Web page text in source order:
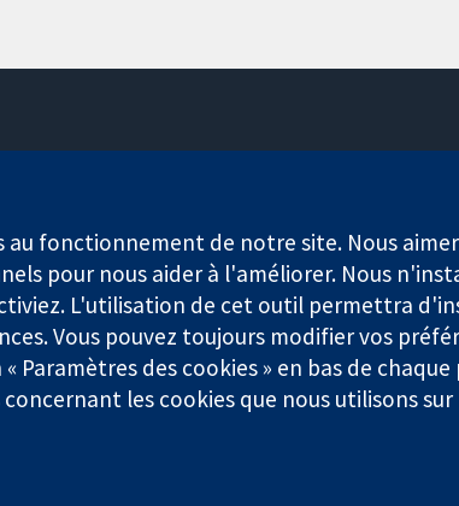
Uni
à responsabilité limitée par garantie (n°
Générales
au fonctionnement de notre site. Nous
pour nous aider à l'améliorer. Nous
L'utilisation de cet outil permettra
Vous pouvez toujours modifier vos
des cookies » en bas de chaque
les cookies que nous utilisons